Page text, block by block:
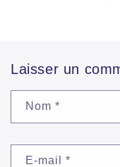
Laisser un
Nom *
E-mail *